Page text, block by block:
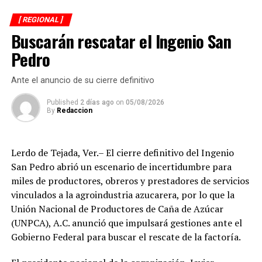
y el desarrollo de las familias.
Asimismo, se informa a las personas beneficiarias que las
entregas continuarán los días jueves 6 y viernes 7 de
agosto, de acuerdo con las sedes, horarios y localidades
que previamente fueron difundidos a través de los
canales oficiales del DIF, cuya institución refrenda su
compromiso de trabajar de manera cercana con la
ciudadanía, demostrando con trabajo, resultados y
[ REGIONAL ]
Buscarán rescatar el Ingenio San
Pedro
Ante el anuncio de su cierre definitivo
Published 2 días ago on 05/08/2026
By Redaccion
Lerdo de Tejada, Ver.– El cierre definitivo del Ingenio
San Pedro abrió un escenario de incertidumbre para
miles de productores, obreros y prestadores de servicios
vinculados a la agroindustria azucarera, por lo que la
Unión Nacional de Productores de Caña de Azúcar
(UNPCA), A.C. anunció que impulsará gestiones ante el
Gobierno Federal para buscar el rescate de la factoría.